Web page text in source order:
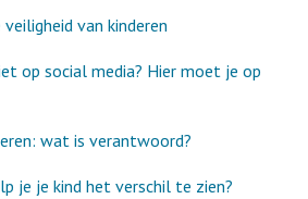
van kinderen
op social media? Hier moet je op
wat is verantwoord?
je je kind het verschil te zien?